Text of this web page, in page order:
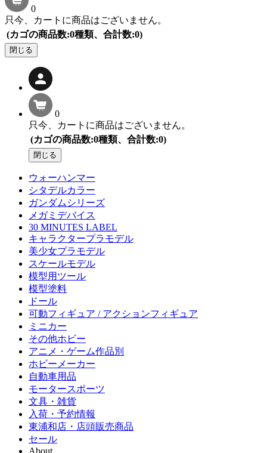
0
只今、カートに商品はございません。
(カゴの商品数:0種類、合計数:0)
閉じる
0
只今、カートに商品はございません。
(カゴの商品数:0種類、合計数:0)
閉じる
ウォーハンマー
シタデルカラー
ガンダムシリーズ
メガミデバイス
30 MINUTES LABEL
キャラクタープラモデル
美少女プラモデル
スケールモデル
模型用ツール
模型塗料
ドール
可動フィギュア / アクションフィギュア
ミニカー
その他ホビー
アニメ・ゲーム作品別
ホビーメーカー
自動車用品
モータースポーツ
文具・雑貨
入荷・予約情報
東浦和店・店頭販売商品
セール
About